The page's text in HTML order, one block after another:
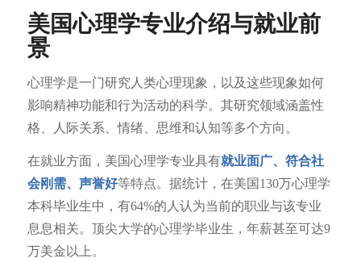
美国心理学专业介绍与就业前
景
心理学是一门研究人类心理现象，以及这些现象如何
影响精神功能和行为活动的科学。其研究领域涵盖性
格、人际关系、情绪、思维和认知等多个方向。
在就业方面，美国心理学专业具有就业面广、符合社
会刚需、声誉好等特点。据统计，在美国130万心理学
本科毕业生中，有64%的人认为当前的职业与该专业
息息相关。顶尖大学的心理学毕业生，年薪甚至可达9
万美金以上。